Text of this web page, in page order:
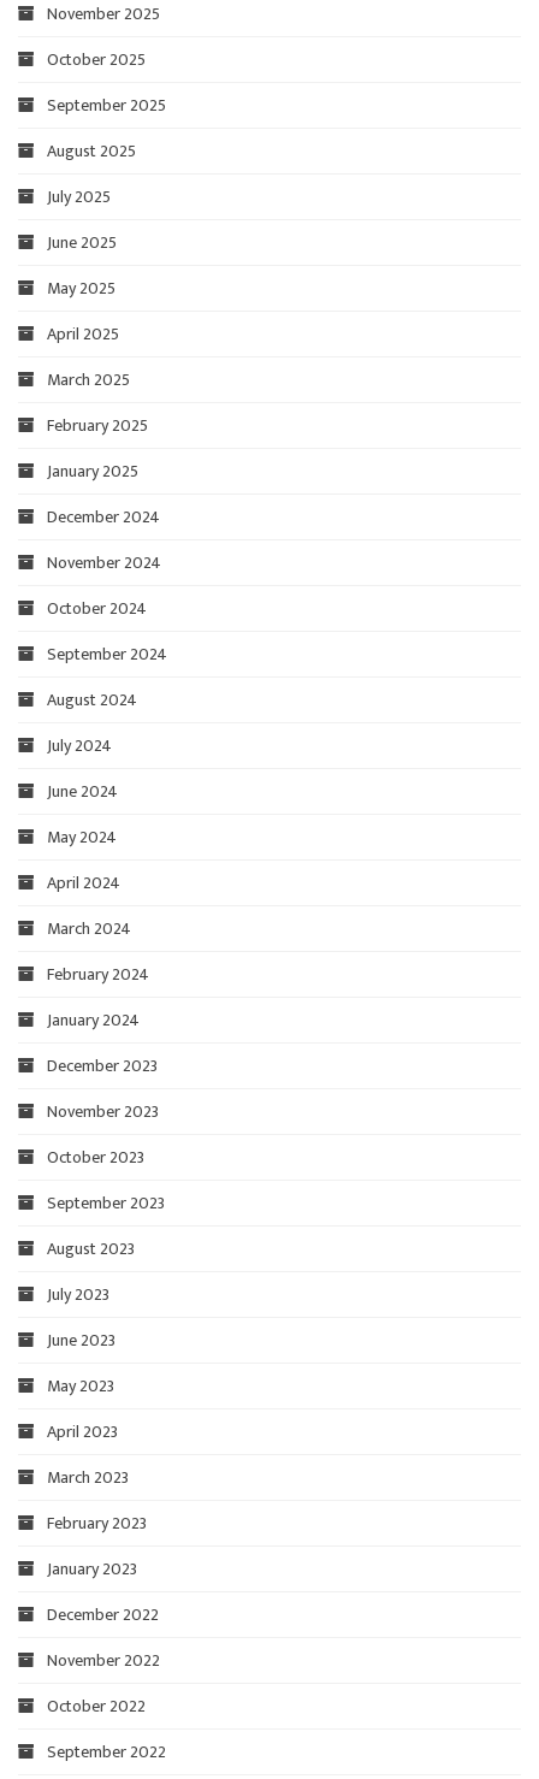
November 2025
October 2025
September 2025
August 2025
July 2025
June 2025
May 2025
April 2025
March 2025
February 2025
January 2025
December 2024
November 2024
October 2024
September 2024
August 2024
July 2024
June 2024
May 2024
April 2024
March 2024
February 2024
January 2024
December 2023
November 2023
October 2023
September 2023
August 2023
July 2023
June 2023
May 2023
April 2023
March 2023
February 2023
January 2023
December 2022
November 2022
October 2022
September 2022